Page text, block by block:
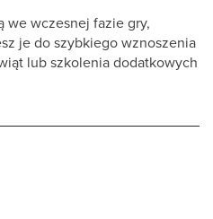
we wczesnej fazie gry,
je do szybkiego wznoszenia
lub szkolenia dodatkowych